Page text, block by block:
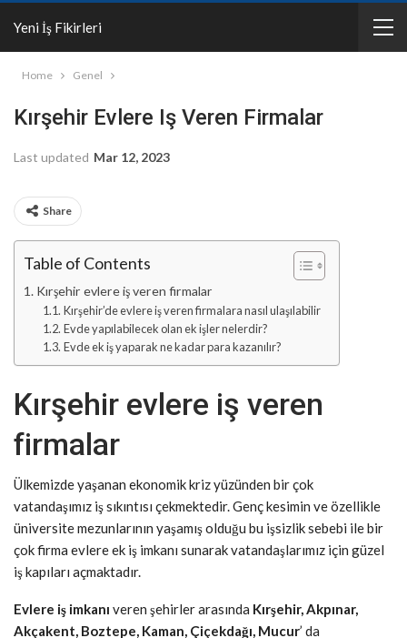
Yeni İş Fikirleri
Home Genel
Kırşehir Evlere Iş Veren Firmalar
Last updated Mar 12, 2023
Share
Table of Contents
Kırşehir evlere iş veren firmalar
Kırşehir’de evlere iş veren firmalara nasıl ulaşılabilir
Evde yapılabilecek olan ek işler nelerdir?
Evde ek iş yaparak ne kadar para kazanılır?
Kırşehir evlere iş veren
firmalar
Ülkemizde yaşanan ekonomik kriz yüzünden bir çok
vatandaşımız iş sıkıntısı çekmektedir. Genç kesimin ve özellikle
üniversite mezunlarının yaşamış olduğu bu işsizlik sebebi ile bir
çok firma evlere ek iş imkanı sunarak vatandaşlarımız için güzel
iş kapıları açmaktadır.
Evlere iş imkanı veren şehirler arasında Kırşehir, Akpınar,
Akçakent, Boztepe, Kaman, Çiçekdağı, Mucur’ da